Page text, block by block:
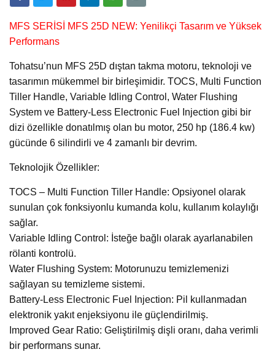
MFS SERİSİ MFS 25D NEW: Yenilikçi Tasarım ve Yüksek
Performans
Tohatsu’nun MFS 25D dıştan takma motoru, teknoloji ve
tasarımın mükemmel bir birleşimidir. TOCS, Multi Function
Tiller Handle, Variable Idling Control, Water Flushing
System ve Battery-Less Electronic Fuel Injection gibi bir
dizi özellikle donatılmış olan bu motor, 250 hp (186.4 kw)
gücünde 6 silindirli ve 4 zamanlı bir devrim.
Teknolojik Özellikler:
TOCS – Multi Function Tiller Handle: Opsiyonel olarak
sunulan çok fonksiyonlu kumanda kolu, kullanım kolaylığı
sağlar.
Variable Idling Control: İsteğe bağlı olarak ayarlanabilen
rölanti kontrolü.
Water Flushing System: Motorunuzu temizlemenizi
sağlayan su temizleme sistemi.
Battery-Less Electronic Fuel Injection: Pil kullanmadan
elektronik yakıt enjeksiyonu ile güçlendirilmiş.
Improved Gear Ratio: Geliştirilmiş dişli oranı, daha verimli
bir performans sunar.